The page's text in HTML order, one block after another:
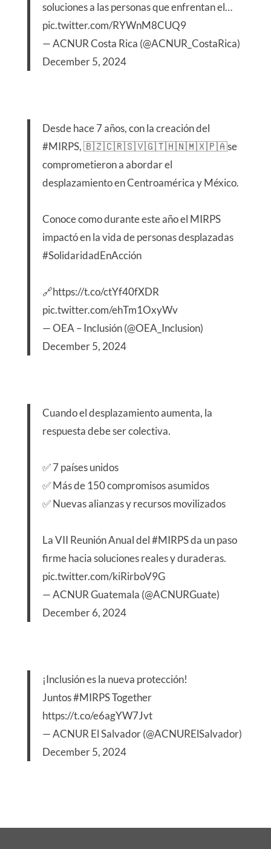
soluciones a las personas que enfrentan el…
pic.twitter.com/RYWnM8CUQ9
— ACNUR Costa Rica (@ACNUR_CostaRica)
December 5, 2024
Desde hace 7 años, con la creación del
#MIRPS, 🇧🇿🇨🇷🇸🇻🇬🇹🇭🇳🇲🇽🇵🇦se
comprometieron a abordar el
desplazamiento en Centroamérica y México.
Conoce como durante este año el MIRPS
impactó en la vida de personas desplazadas
#SolidaridadEnAcción
🔗https://t.co/ctYf40fXDR
pic.twitter.com/ehTm1OxyWv
— OEA – Inclusión (@OEA_Inclusion)
December 5, 2024
Cuando el desplazamiento aumenta, la
respuesta debe ser colectiva.
✅ 7 países unidos
✅ Más de 150 compromisos asumidos
✅ Nuevas alianzas y recursos movilizados
La VII Reunión Anual del#MIRPSda un paso
firme hacia soluciones reales y duraderas.
pic.twitter.com/kiRirboV9G
— ACNUR Guatemala (@ACNURGuate)
December 6, 2024
¡Inclusión es la nueva protección!
Juntos#MIRPSTogether
https://t.co/e6agYW7Jvt
— ACNUR El Salvador (@ACNURElSalvador)
December 5, 2024